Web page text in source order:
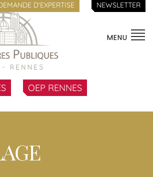
D'EXPERTISE NEWSLETTER
MENU
OEP RENNES